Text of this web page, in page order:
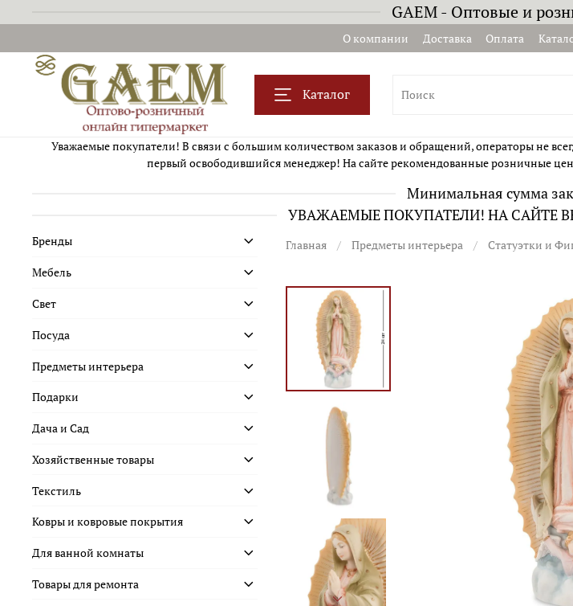
GAEM - Оптовые и
О компании Доставка Оплата
Каталог
Уважаемые покупатели! В связи с большим количеством заказов и обращений, операторы не
первый освободившийся менеджер! На сайте рекомендованные розничные
Минимальная сумма
УВАЖАЕМЫЕ ПОКУПАТЕЛИ! НА САЙТЕ
Главная Предметы интерьера Статуэтки и
Бренды
Мебель
Свет
Посуда
Предметы интерьера
Подарки
Дача и Сад
Хозяйственные товары
Текстиль
Ковры и ковровые покрытия
Для ванной комнаты
Товары для ремонта